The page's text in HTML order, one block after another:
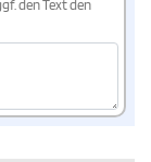
den Text den